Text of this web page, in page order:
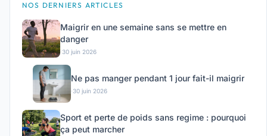
NOS DERNIERS ARTICLES
Maigrir en une semaine sans se mettre en
danger
·30 juin 2026
Ne pas manger pendant 1 jour fait-il maigrir
·30 juin 2026
Sport et perte de poids sans regime : pourquoi
ça peut marcher